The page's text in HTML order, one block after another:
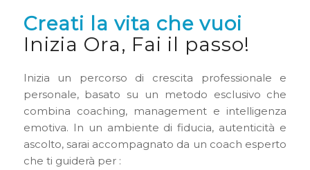
Creati la vita che vuoi
Inizia Ora, Fai il passo!
Inizia un percorso di crescita professionale e
personale, basato su un metodo esclusivo che
combina coaching, management e intelligenza
emotiva. In un ambiente di fiducia, autenticità e
ascolto, sarai accompagnato da un coach esperto
che ti guiderà per :